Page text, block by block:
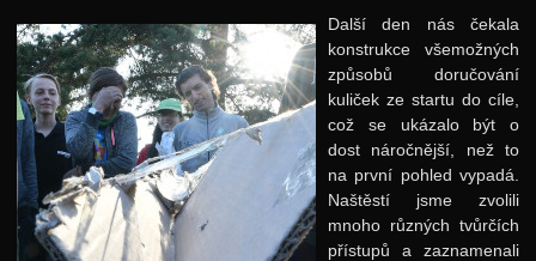
Další den nás čekala
konstrukce všemožných
způsobů doručování
kuliček ze startu do cíle,
což se ukázalo být o
dost náročnější, než to
na první pohled vypadá.
Naštěstí jsme zvolili
mnoho různých tvůrčích
přístupů a zaznamenali
Podzimní 2010
Jarní 2010
Podzimní 2009
Jarní 2009
Podzimní 2008
Jarní 2008